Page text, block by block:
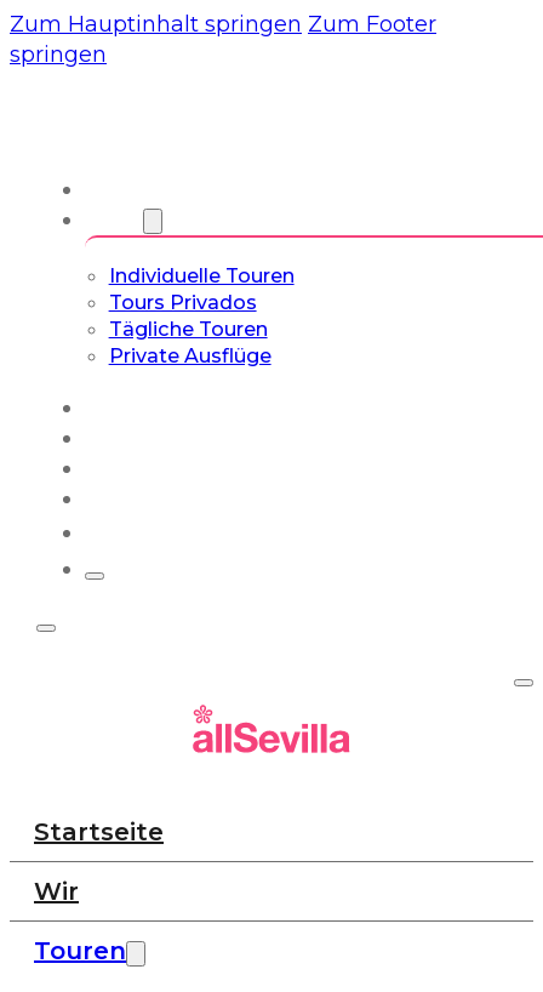
Zum Hauptinhalt springen Zum Footer
springen
Individuelle Touren
Tours Privados
Tägliche Touren
Private Ausflüge
Startseite
Wir
Touren